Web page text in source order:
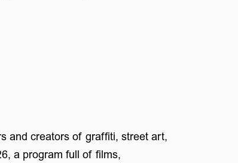
and creators of graffiti, street art,
a program full of films,